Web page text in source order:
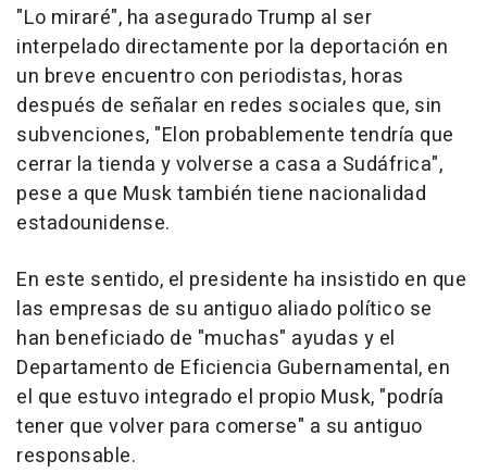
"Lo miraré", ha asegurado Trump al ser
interpelado directamente por la deportación en
un breve encuentro con periodistas, horas
después de señalar en redes sociales que, sin
subvenciones, "Elon probablemente tendría que
cerrar la tienda y volverse a casa a Sudáfrica",
pese a que Musk también tiene nacionalidad
estadounidense.
En este sentido, el presidente ha insistido en que
las empresas de su antiguo aliado político se
han beneficiado de "muchas" ayudas y el
Departamento de Eficiencia Gubernamental, en
el que estuvo integrado el propio Musk, "podría
tener que volver para comerse" a su antiguo
responsable.